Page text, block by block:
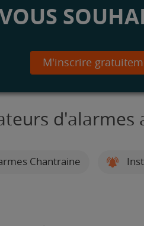
M'inscrire
d'alarmes
Chantraine